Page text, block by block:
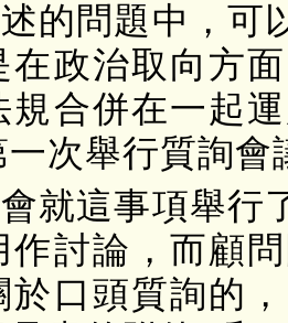
的問題中，可
在政治取向方
規合併在一起
一次舉行質詢
就這事項舉行
作討論，而顧
於口頭質詢的